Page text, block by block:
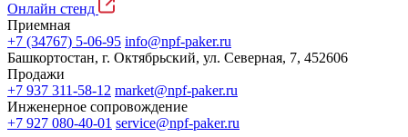
Онлайн стенд
Приемная
+7 (34767) 5-06-95 info@npf-paker.ru
Башкортостан, г. Октябрьский, ул. Северная, 7, 452606
Продажи
+7 937 311-58-12 market@npf-paker.ru
Инженерное сопровождение
+7 927 080-40-01 service@npf-paker.ru